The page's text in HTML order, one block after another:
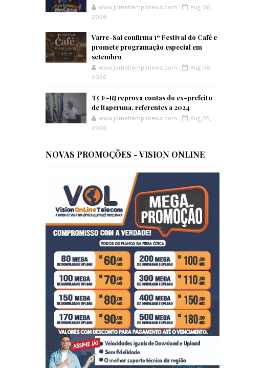
www.jornaltemponews.com
Aug 06,
2026
Varre-Sai confirma 1º Festival do Café e
promete programação especial em
setembro
www.jornaltemponews.com
Aug 06,
2026
TCE-RJ reprova contas do ex-prefeito
de Itaperuna, referentes a 2024
www.jornaltemponews.com
Aug 05,
2026
NOVAS PROMOÇÕES - VISION ONLINE